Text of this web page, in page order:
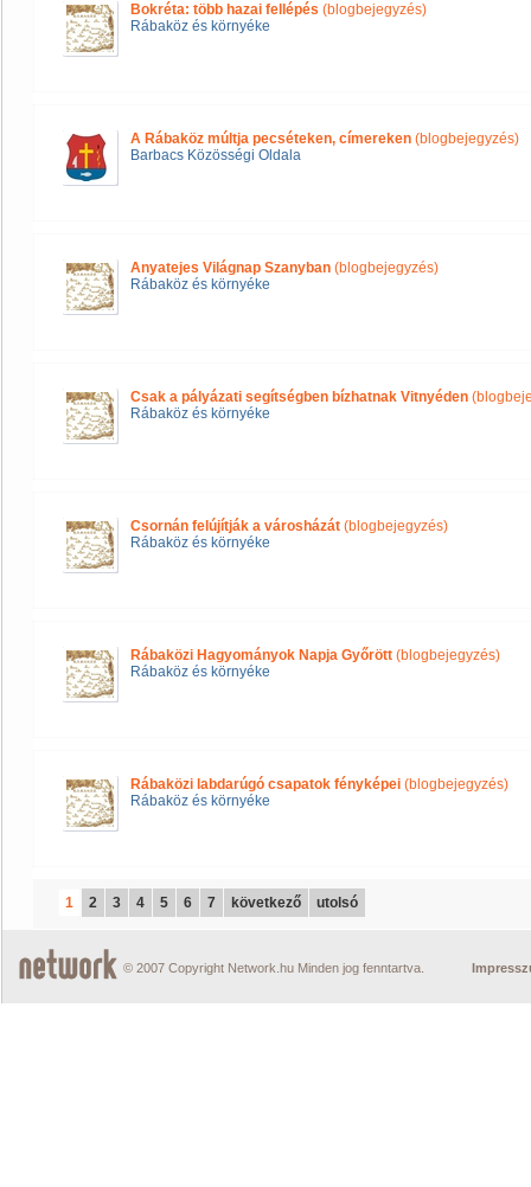
Bokréta: több hazai fellépés (blogbejegyzés)
Rábaköz és környéke
A Rábaköz múltja pecséteken, címereken (blogbejegyzés)
Barbacs Közösségi Oldala
Anyatejes Világnap Szanyban (blogbejegyzés)
Rábaköz és környéke
Csak a pályázati segítségben bízhatnak Vitnyéden
Rábaköz és környéke
Csornán felújítják a városházát (blogbejegyzés)
Rábaköz és környéke
Rábaközi Hagyományok Napja Győrött (blogbejegyzés)
Rábaköz és környéke
Rábaközi labdarúgó csapatok fényképei (blogbejegyzés)
Rábaköz és környéke
1 2 3 4 5 6 7 következő utolsó
© 2007 Copyright Network.hu Minden jog fenntartva.